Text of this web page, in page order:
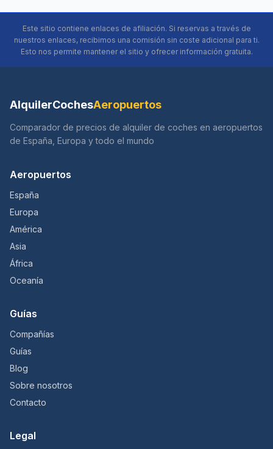
Este sitio contiene enlaces de afiliación. Si reservas a través de
nuestros enlaces, recibimos una comisión sin coste adicional para ti.
Esto nos permite mantener el sitio y ofrecer información gratuita.
AlquilerCochesAeropuertos
Comparador de precios de alquiler de coches en aeropuertos
de España, Europa y todo el mundo
Aeropuertos
España
Europa
América
Asia
África
Oceanía
Guías
Compañías
Guías
Blog
Sobre nosotros
Contacto
Legal